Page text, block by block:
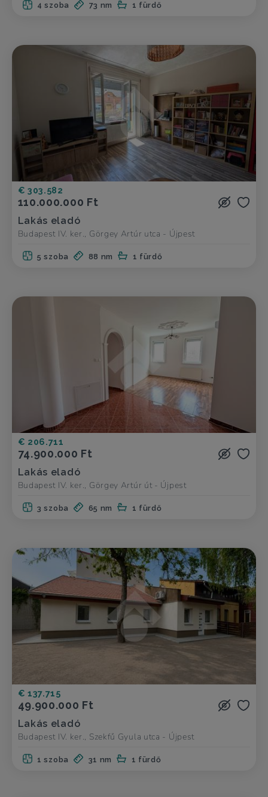
4 szoba 73 nm 1 fürdő
€ 303.582
110.000.000 Ft
Lakás eladó
Budapest IV. ker., Görgey Artúr utca - Újpest
5 szoba 88 nm 1 fürdő
€ 206.711
74.900.000 Ft
Lakás eladó
Budapest IV. ker., Görgey Artúr út - Újpest
3 szoba 65 nm 1 fürdő
€ 137.715
49.900.000 Ft
Lakás eladó
Budapest IV. ker., Szekfű Gyula utca - Újpest
1 szoba 31 nm 1 fürdő